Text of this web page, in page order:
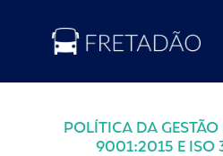
POLÍTICA DA
9001:2015 E ISO